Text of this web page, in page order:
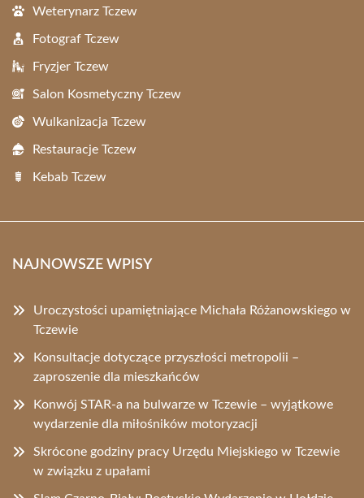
Weterynarz Tczew
Fotograf Tczew
Fryzjer Tczew
Salon Kosmetyczny Tczew
Wulkanizacja Tczew
Restauracje Tczew
Kebab Tczew
NAJNOWSZE WPISY
Uroczystości upamiętniające Michała Różanowskiego w
Tczewie
Konsultacje dotyczące przyszłości metropolii –
zaproszenie dla mieszkańców
Konwój STAR-a na bulwarze w Tczewie – wyjątkowe
wydarzenie dla miłośników motoryzacji
Skrócone godziny pracy Urzędu Miejskiego w Tczewie
w związku z upałami